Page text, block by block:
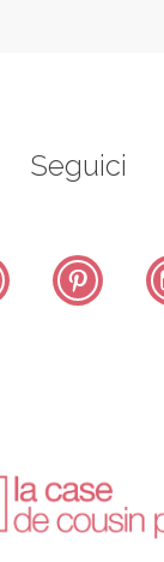
Seguici
Facebook